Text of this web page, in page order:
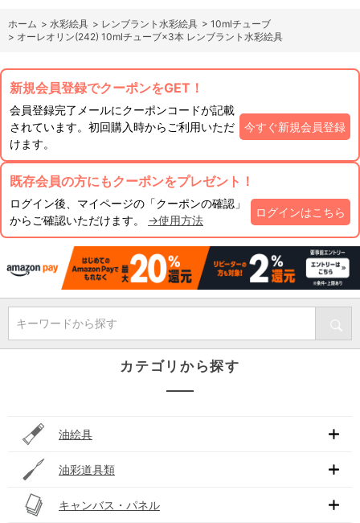
ホーム > 水彩絵具 > レンブラント水彩絵具 > 10mlチューブ
> オーレオリン(242) 10mlチューブ×3本 レンブラント水彩絵具
新規会員登録でクーポンをGET！
会員登録完了メールにクーポンコードが記載
されています。初回購入時からご利用いただ
けます。
今すぐ新規会員登録
既存会員の方にもクーポンをプレゼント！
ログイン後、マイページの「クーポンの確認」
からご確認いただけます。 →使用方法
ログインはこちら
キーワードから探す
カテゴリから探す
油絵具
油彩道具類
キャンバス・パネル